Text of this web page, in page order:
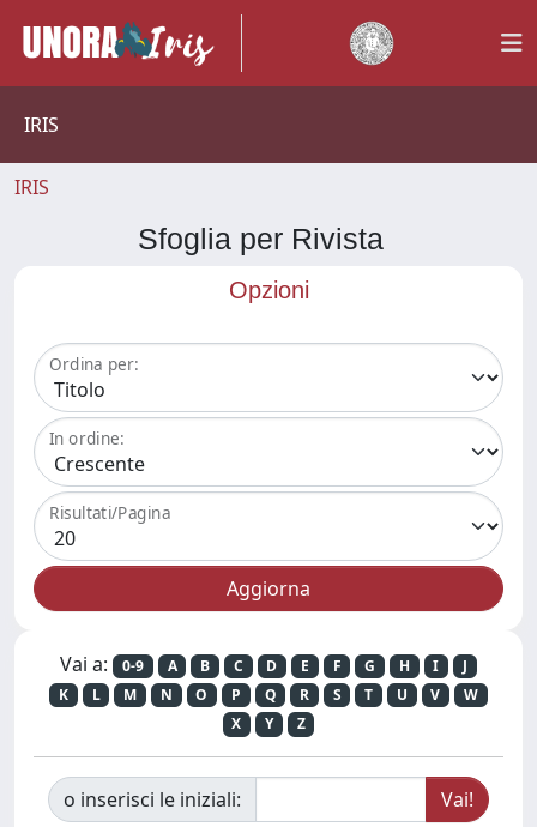
IRIS
IRIS
Sfoglia per Rivista
Opzioni
Ordina per:
In ordine:
Risultati/Pagina
Vai a: 0-9 A B C D E F G H I
J
K
L M N O P Q R S T U V
W
X
Y Z
o inserisci le iniziali: